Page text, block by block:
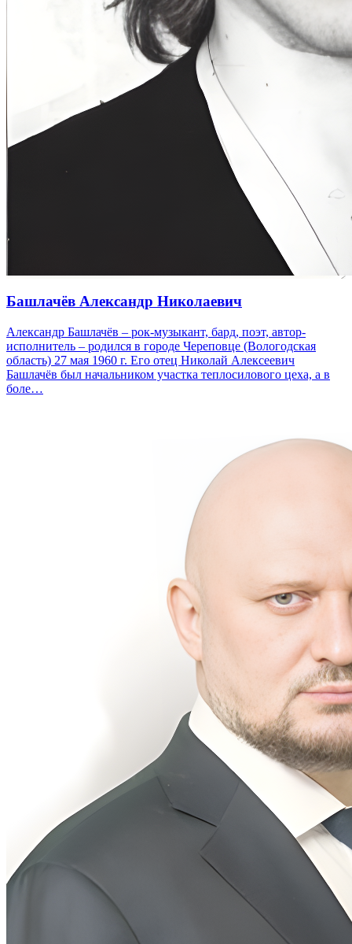
Башлачёв Александр Николаевич
Александр Башлачёв – рок-музыкант, бард, поэт, автор-
исполнитель – родился в городе Череповце (Вологодская
область) 27 мая 1960 г. Его отец Николай Алексеевич
Башлачёв был начальником участка теплосилового цеха, а в
боле…